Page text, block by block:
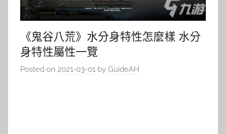
《鬼谷八荒》水分身特性怎麼樣 水分
身特性屬性一覽
Posted on 2021-03-01 by GuideAH